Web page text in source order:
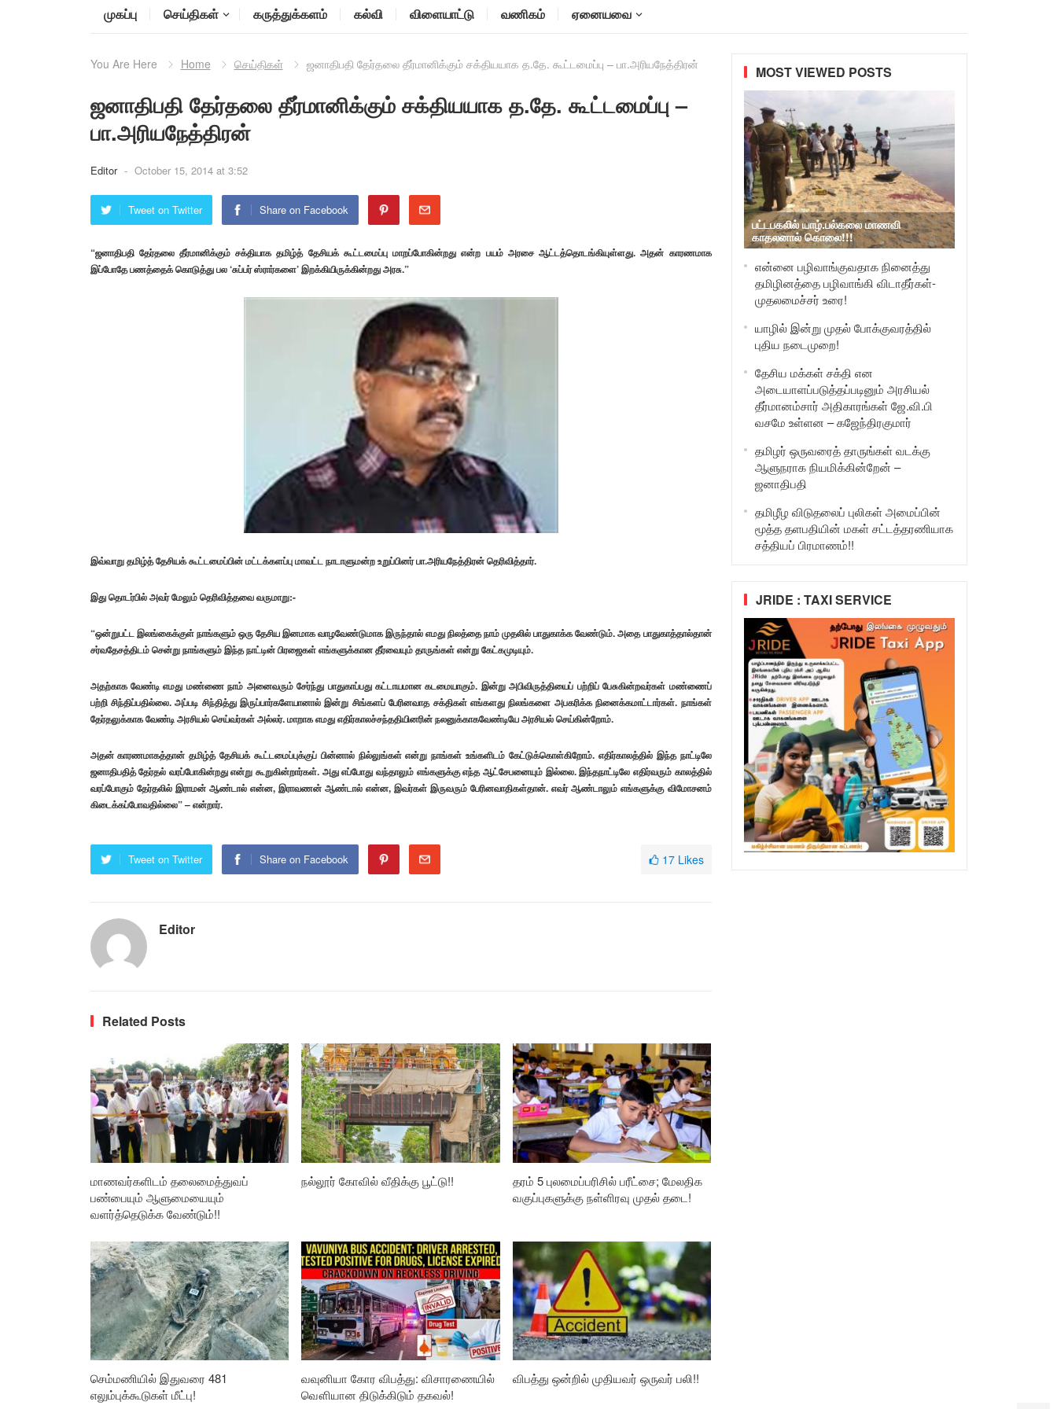
முகப்பு செய்திகள் கருத்துக்களம் கல்வி விளையாட்டு வணிகம் ஏனையவை
You Are Here Home செய்திகள் ஜனாதிபதி தேர்தலை தீர்மானிக்கும் சக்தியயாக த.தே. கூட்டமைப்பு – பா.அரியநேத்திரன்
ஜனாதிபதி தேர்தலை தீர்மானிக்கும் சக்தியயாக த.தே. கூட்டமைப்பு –
பா.அரியநேத்திரன்
Editor - October 15, 2014 at 3:52
Tweet on Twitter Share on Facebook
“ஜனாதிபதி தேர்தலை தீர்மானிக்கும் சக்தியாக தமிழ்த் தேசியக் கூட்டமைப்பு மாறப்போகின்றது என்ற பயம் அரசை ஆட்டத்தொடங்கியுள்ளது. அதன் காரணமாக
இப்போதே பணத்தைக் கொடுத்து பல ‘சுப்பர் ஸ்ரார்களை’ இறக்கியிருக்கின்றது அரசு.”
இவ்வாறு தமிழ்த் தேசியக் கூட்டமைப்பின் மட்டக்களப்பு மாவட்ட நாடாளுமன்ற உறுப்பினர் பா.அரியநேத்திரன் தெரிவித்தார்.
இது தொடர்பில் அவர் மேலும் தெரிவித்தவை வருமாறு:-
“ஒன்றுபட்ட இலங்கைக்குள் நாங்களும் ஒரு தேசிய இனமாக வாழவேண்டுமாக இருந்தால் எமது நிலத்தை நாம் முதலில் பாதுகாக்க வேண்டும். அதை பாதுகாத்தால்தான்
சர்வதேசத்திடம் சென்று நாங்களும் இந்த நாட்டின் பிரஜைகள் எங்களுக்கான தீர்வையும் தாருங்கள் என்று கேட்கமுடியும்.
அதற்காக வேண்டி எமது மண்ணை நாம் அனைவரும் சேர்ந்து பாதுகாப்பது கட்டாயமான கடமையாகும். இன்று அபிவிருத்தியைப் பற்றிப் பேசுகின்றவர்கள் மண்ணைப்
பற்றி சிந்திப்பதில்லை. அப்படி சிந்தித்து இருப்பார்களேயானால் இன்று சிங்களப் பேரினவாத சக்திகள் எங்களது நிலங்களை அபகரிக்க நினைக்கமாட்டார்கள். நாங்கள்
தேர்தலுக்காக வேண்டி அரசியல் செய்வர்கள் அல்லர். மாறாக எமது எதிர்காலச்சந்ததியினரின் நலனுக்காகவேண்டியே அரசியல் செய்கின்றோம்.
அதன் காரணமாகத்தான் தமிழ்த் தேசியக் கூட்டமைப்புக்குப் பின்னால் நில்லுங்கள் என்று நாங்கள் உங்களிடம் கேட்டுக்கொள்கிறோம். எதிர்காலத்தில் இந்த நாட்டிலே
ஜனாதிபதித் தேர்தல் வரப்போகின்றது என்று கூறுகின்றார்கள். அது எப்போது வந்தாலும் எங்களுக்கு எந்த ஆட்சேபனையும் இல்லை. இந்தநாட்டிலே எதிர்வரும் காலத்தில்
வரப்போகும் தேர்தலில் இராமன் ஆண்டால் என்ன, இராவணன் ஆண்டால் என்ன, இவர்கள் இருவரும் பேரினவாதிகள்தான். எவர் ஆண்டாலும் எங்களுக்கு விமோசனம்
கிடைக்கப்போவதில்லை” – என்றார்.
Tweet on Twitter Share on Facebook 17 Likes
Editor
Related Posts
மாணவர்களிடம் தலைமைத்துவப்
பண்பையும் ஆளுமையையும்
வளர்த்தெடுக்க வேண்டும்!!
நல்லூர் கோவில் வீதிக்கு பூட்டு!!
தரம் 5 புலமைப்பரிசில் பரீட்சை; மேலதிக
வகுப்புகளுக்கு நள்ளிரவு முதல் தடை!
செம்மணியில் இதுவரை 481
எலும்புக்கூடுகள் மீட்பு!
வவுனியா கோர விபத்து: விசாரணையில்
வௌியான திடுக்கிடும் தகவல்!
விபத்து ஒன்றில் முதியவர் ஒருவர் பலி!!
MOST VIEWED POSTS
பட்டபகலில் யாழ்.பல்கலை மாணவி
காதலனால் கொலை!!!
என்னை பழிவாங்குவதாக நினைத்து
தமிழினத்தை பழிவாங்கி விடாதீர்கள்-
முதலமைச்சர் உரை!
யாழில் இன்று முதல் போக்குவரத்தில்
புதிய நடைமுறை!
தேசிய மக்கள் சக்தி என
அடையாளப்படுத்தப்படினும் அரசியல்
தீர்மானம்சார் அதிகாரங்கள் ஜே.வி.பி
வசமே உள்ளன – கஜேந்திரகுமார்
தமிழர் ஒருவரைத் தாருங்கள் வடக்கு
ஆளுநராக நியமிக்கின்றேன் –
ஜனாதிபதி
தமிழீழ விடுதலைப் புலிகள் அமைப்பின்
மூத்த தளபதியின் மகள் சட்டத்தரணியாக
சத்தியப் பிரமாணம்!!
JRIDE : TAXI SERVICE